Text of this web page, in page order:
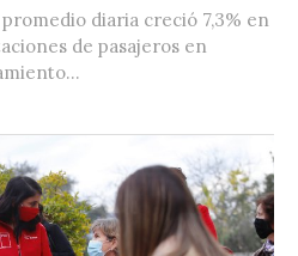
diaria creció 7,3% en
de pasajeros en